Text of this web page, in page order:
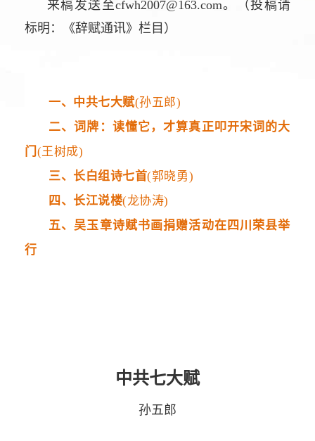
来稿发送至cfwh2007@163.com。（投稿请
标明：《辞赋通讯》栏目）
一、中共七大赋(孙五郎)
二、词牌：读懂它，才算真正叩开宋词的大
门 (王树成)
三、长白组诗七首(郭晓勇)
四、长江说楼(龙协涛)
五、吴玉章诗赋书画捐赠活动在四川荣县举
行
中共七大赋
孙五郎